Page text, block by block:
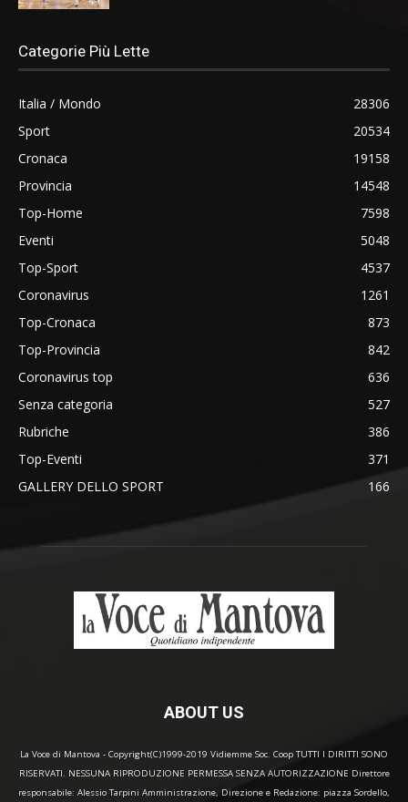
Categorie Più Lette
Italia / Mondo
28306
Sport
20534
Cronaca
19158
Provincia
14548
Top-Home
7598
Eventi
5048
Top-Sport
4537
Coronavirus
1261
Top-Cronaca
873
Top-Provincia
842
Coronavirus top
636
Senza categoria
527
Rubriche
386
Top-Eventi
371
GALLERY DELLO SPORT
166
ABOUT US
La Voce di Mantova - Copyright(C)1999-2019 Vidiemme Soc. Coop TUTTI I DIRITTI SONO
RISERVATI. NESSUNA RIPRODUZIONE PERMESSA SENZA AUTORIZZAZIONE Direttore
responsabile: Alessio Tarpini Amministrazione, Direzione e Redazione: piazza Sordello,